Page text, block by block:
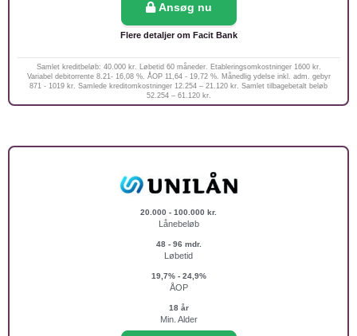
Ansøg nu
Flere detaljer om Facit Bank
Samlet kreditbeløb: 40.000 kr. Løbetid 60 måneder. Etableringsomkostninger 1600 kr.
Variabel debitorrente 8.21- 16,08 %. ÅOP 11,64 - 19,72 %. Månedlig ydelse inkl. adm. gebyr
871 - 1019 kr. Samlede kreditomkostninger 12.254 – 21.120 kr. Samlet tilbagebetalt beløb
52.254 – 61.120 kr.
20.000 - 100.000 kr.
Lånebeløb
48 - 96 mdr.
Løbetid
19,7% - 24,9%
ÅOP
18 år
Min. Alder